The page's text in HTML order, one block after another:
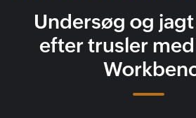
Undersøg og
efter trusler